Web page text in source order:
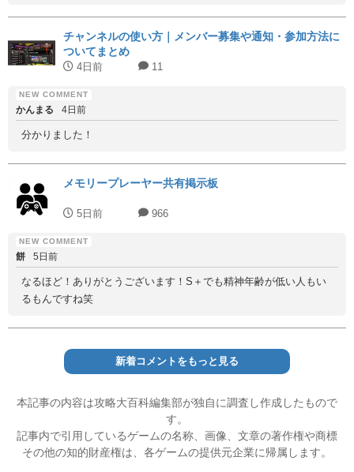
チャンネルの使い方｜メンバー募集や通知・参加方法に
ついてまとめ
4日前 11
かんまる 4日前
分かりました！
メモリープレーヤー共有掲示板
5日前 966
餅 5日前
なるほど！ありがとうございます！S＋でも精神年齢が低い人もい
るもんですね笑
新着コメントをもっと見る
本記事の内容は攻略大百科編集部が独自に調査し作成したもので
す。
記事内で引用しているゲームの名称、画像、文章の著作権や商標
その他の知的財産権は、各ゲームの提供元企業に帰属します。